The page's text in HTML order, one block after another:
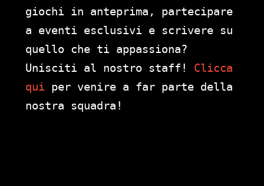
giochi in anteprima, partecipare
a eventi esclusivi e scrivere su
quello che ti appassiona?
Unisciti al nostro staff! Clicca
qui per venire a far parte della
nostra squadra!